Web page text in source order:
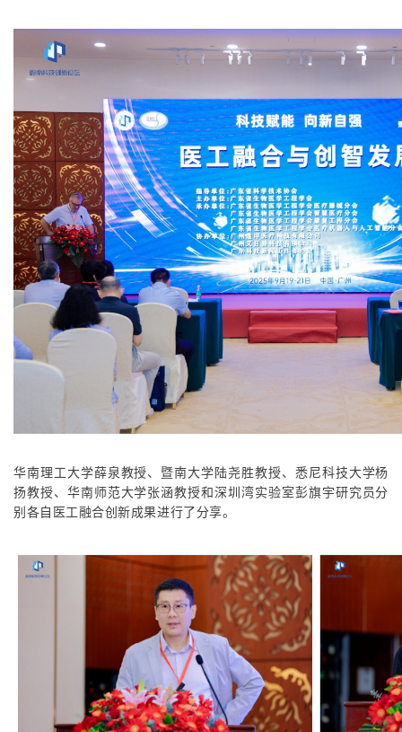
华南理工大学薛泉教授、暨南大学陆尧胜教授、悉尼科技大学杨
扬教授、华南师范大学张涵教授和深圳湾实验室彭旗宇研究员分
别各自医工融合创新成果进行了分享。